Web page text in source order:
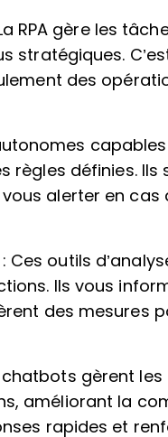
RPA gère les
stratégiques.
des
règles définies. Ils
alerter en cas
: Ces outils
Ils vous
des mesures
chatbots gèrent
améliorant la
rapides et